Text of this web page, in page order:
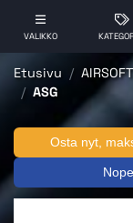
VALIKKO
Etusivu AIRSOFT
ASG
Osta nyt,